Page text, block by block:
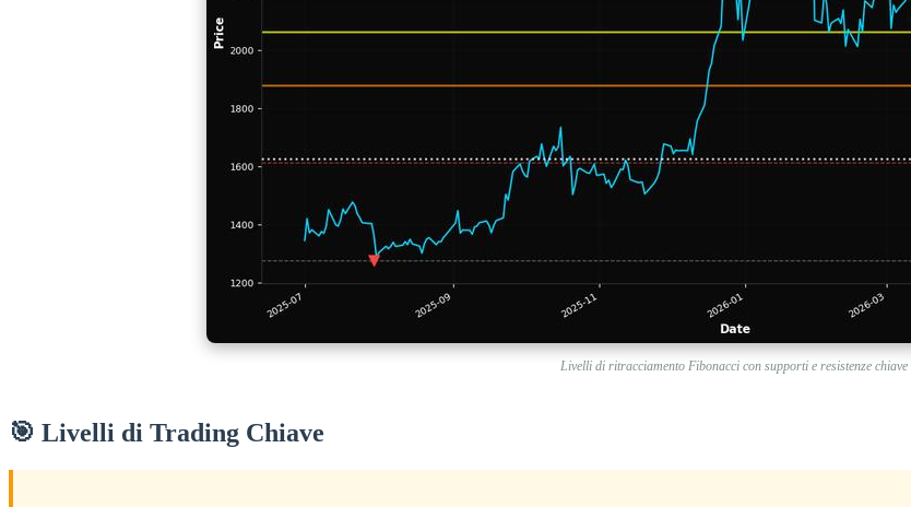
Livelli di ritracciamento Fibonacci con supporti e resistenze chiave
🎯 Livelli di Trading Chiave